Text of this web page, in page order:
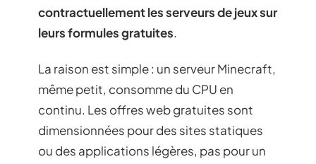
contractuellement les serveurs de jeux sur
leurs formules gratuites.
La raison est simple : un serveur Minecraft,
même petit, consomme du CPU en
continu. Les offres web gratuites sont
dimensionnées pour des sites statiques
ou des applications légères, pas pour un